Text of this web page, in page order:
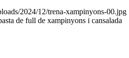
2024/12/trena-xampinyons-00.jpg
de full de xampinyons i cansalada